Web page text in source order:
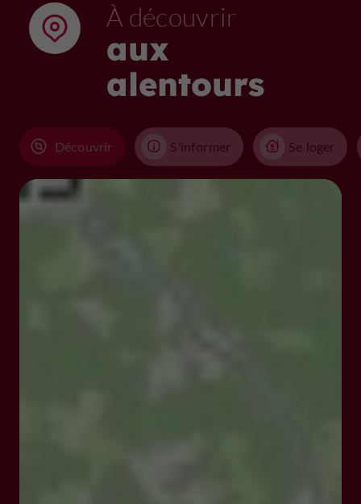
À découvrir
aux
alentours
Découvrir S'informer Se loger